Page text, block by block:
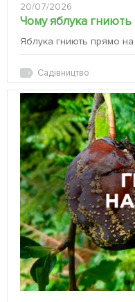
20/07/2026
Чому яблука гниють
Яблука гниють прямо
Садівництво